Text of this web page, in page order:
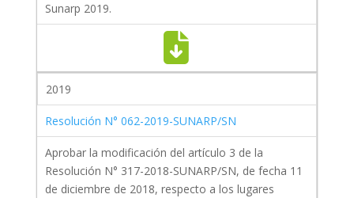
Sunarp 2019.
2019
Resolución N° 062-2019-SUNARP/SN
Aprobar la modificación del artículo 3 de la
Resolución N° 317-2018-SUNARP/SN, de fecha 11
de diciembre de 2018, respecto a los lugares